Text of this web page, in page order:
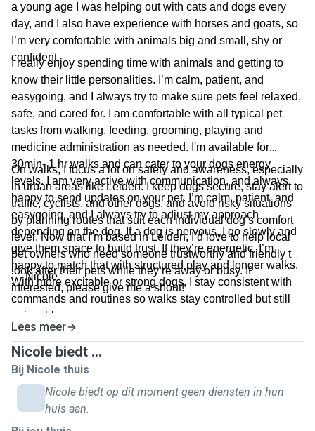
a young age I was helping out with cats and dogs every
day, and I also have experience with horses and goats, so
I’m very comfortable with animals big and small, shy or
confident.
I really enjoy spending time with animals and getting to
know their little personalities. I’m calm, patient, and
easygoing, and I always try to make sure pets feel relaxed,
safe, and cared for. I am comfortable with all typical pet
tasks from walking, feeding, grooming, playing and
medicine administration as needed. I'm available for
30min- 1 hr walks and can cater to your dogs energy
levels. I am very active with communication, and always
happy to send updates on your pet. I’m calm, patient, and
easygoing, and I always try to adjust my approach
depending on the dog. If a dog is nervous, I go slowly and
give them space to build trust. If they’re energetic, I’m
happy to match that with structured play and longer walks.
With more excitable or strong dogs, I stay consistent with
commands and routines so walks stay controlled but still
enjoyable.
On walks, I focus a lot on safety and awareness, especially
in urban areas like Leiden. I keep dogs secure, stay alert to
traffic, cyclists, and other dogs, and avoid risky situations
by planning routes that suit each individual dog’s comfort
level. Now that I’m based in Leiden, I’d love to help local
pet owners who need someone trustworthy and friendly to
look after their pets while they’re away or busy. If
interested, please give me a shout!
🐾 Nicole 🐾
Lees meer
Nicole biedt ...
Bij Nicole thuis
Nicole biedt op dit moment geen diensten in hun
huis aan.